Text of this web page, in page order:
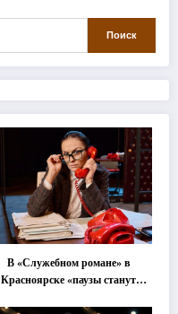
Поиск
В «Служебном романе» в
Красноярске «паузы станут